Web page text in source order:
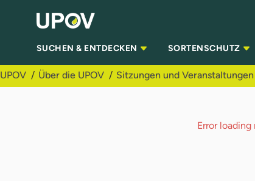
Zum Hauptinhalt springen
SUCHEN & ENTDECKEN SORTENSCHUTZ
UPOV Über die UPOV Sitzungen und Veranstaltungen
Error loading